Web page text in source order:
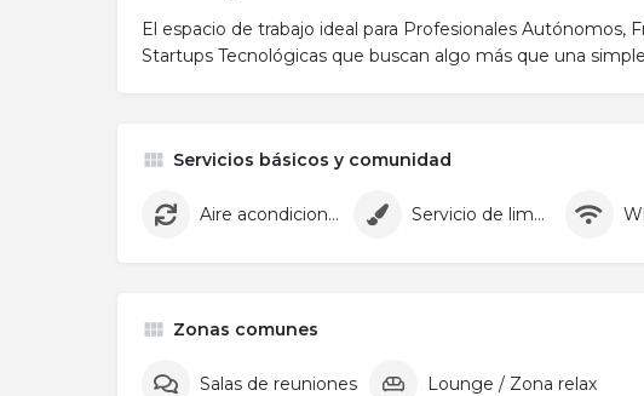
El espacio de trabajo ideal para Profesionales Autónomos,
Startups Tecnológicas que buscan algo más que una
Servicios básicos y comunidad
Aire acondicionado Servicio de limpieza
Zonas comunes
Salas de reuniones Lounge / Zona relax